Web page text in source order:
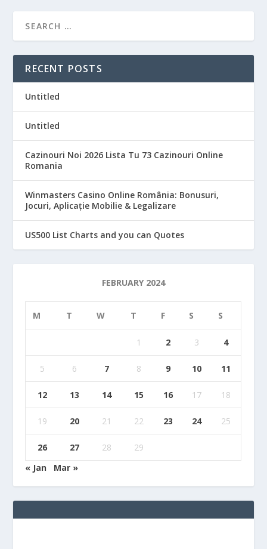
RECENT POSTS
Untitled
Untitled
Cazinouri Noi 2026 Lista Tu 73 Cazinouri Online
Romania
Winmasters Casino Online România: Bonusuri,
Jocuri, Aplicație Mobilie & Legalizare
US500 List Charts and you can Quotes
FEBRUARY 2024
M T W T F S S
1 2 3 4
5 6 7 8 9 10 11
12 13 14 15 16 17 18
19 20 21 22 23 24 25
26 27 28
29
« Jan
Mar »